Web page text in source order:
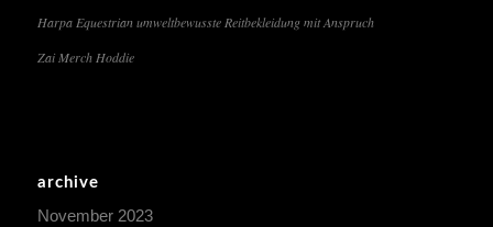
Harpa Equestrian umweltbewusste Reitbekleidung mit Anspruch
Zai Merch Hoddie
archive
November 2023